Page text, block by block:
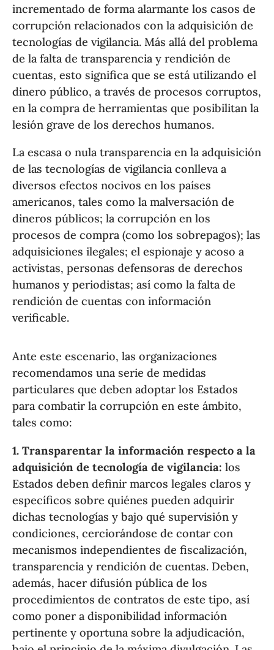
incrementado de forma alarmante los casos de
corrupción relacionados con la adquisición de
tecnologías de vigilancia. Más allá del problema
de la falta de transparencia y rendición de
cuentas, esto significa que se está utilizando el
dinero público, a través de procesos corruptos,
en la compra de herramientas que posibilitan la
lesión grave de los derechos humanos.
La escasa o nula transparencia en la adquisición
de las tecnologías de vigilancia conlleva a
diversos efectos nocivos en los países
americanos, tales como la malversación de
dineros públicos; la corrupción en los
procesos de compra (como los sobrepagos); las
adquisiciones ilegales; el espionaje y acoso a
activistas, personas defensoras de derechos
humanos y periodistas; así como la falta de
rendición de cuentas con información
verificable.
Ante este escenario, las organizaciones
recomendamos una serie de medidas
particulares que deben adoptar los Estados
para combatir la corrupción en este ámbito,
tales como:
1. Transparentar la información respecto a la
adquisición de tecnología de vigilancia: los
Estados deben definir marcos legales claros y
específicos sobre quiénes pueden adquirir
dichas tecnologías y bajo qué supervisión y
condiciones, cerciorándose de contar con
mecanismos independientes de fiscalización,
transparencia y rendición de cuentas. Deben,
además, hacer difusión pública de los
procedimientos de contratos de este tipo, así
como poner a disponibilidad información
pertinente y oportuna sobre la adjudicación,